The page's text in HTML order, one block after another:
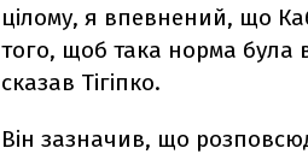
цілому, я впевнений, що
того, щоб така норма була
сказав Тігіпко.
Він зазначив, що